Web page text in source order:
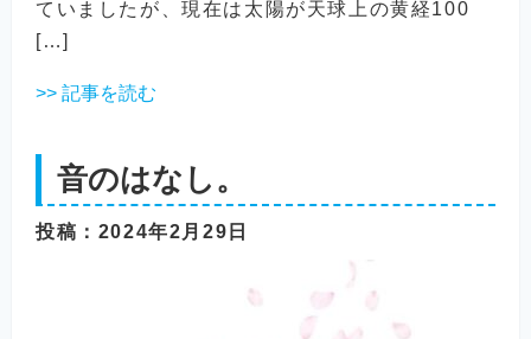
ていましたが、現在は太陽が天球上の黄経100
[…]
>> 記事を読む
音のはなし。
投稿 ：2024年2月29日